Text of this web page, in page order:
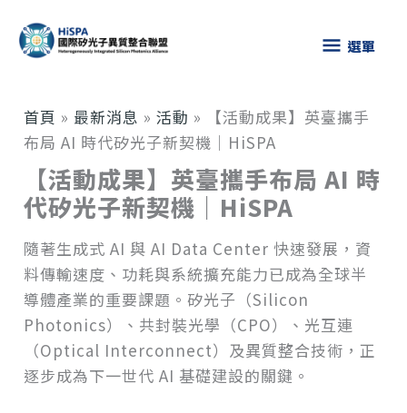
選單
首頁 » 最新消息 »活動 »
【活動成果】英臺攜手
布局 AI 時代矽光子新契機｜HiSPA
【活動成果】英臺攜手布局 AI 時
代矽光子新契機｜HiSPA
隨著生成式 AI 與 AI Data Center 快速發展，資
料傳輸速度、功耗與系統擴充能力已成為全球半
導體產業的重要課題。矽光子（Silicon
Photonics）、共封裝光學（CPO）、光互連
（Optical Interconnect）及異質整合技術，正
逐步成為下一世代 AI 基礎建設的關鍵。